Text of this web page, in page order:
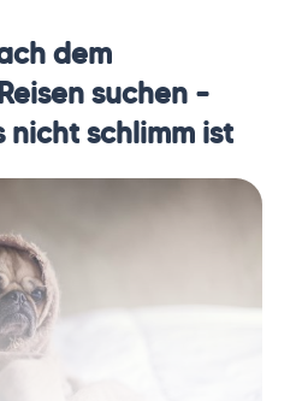
dem
suchen –
nicht schlimm ist